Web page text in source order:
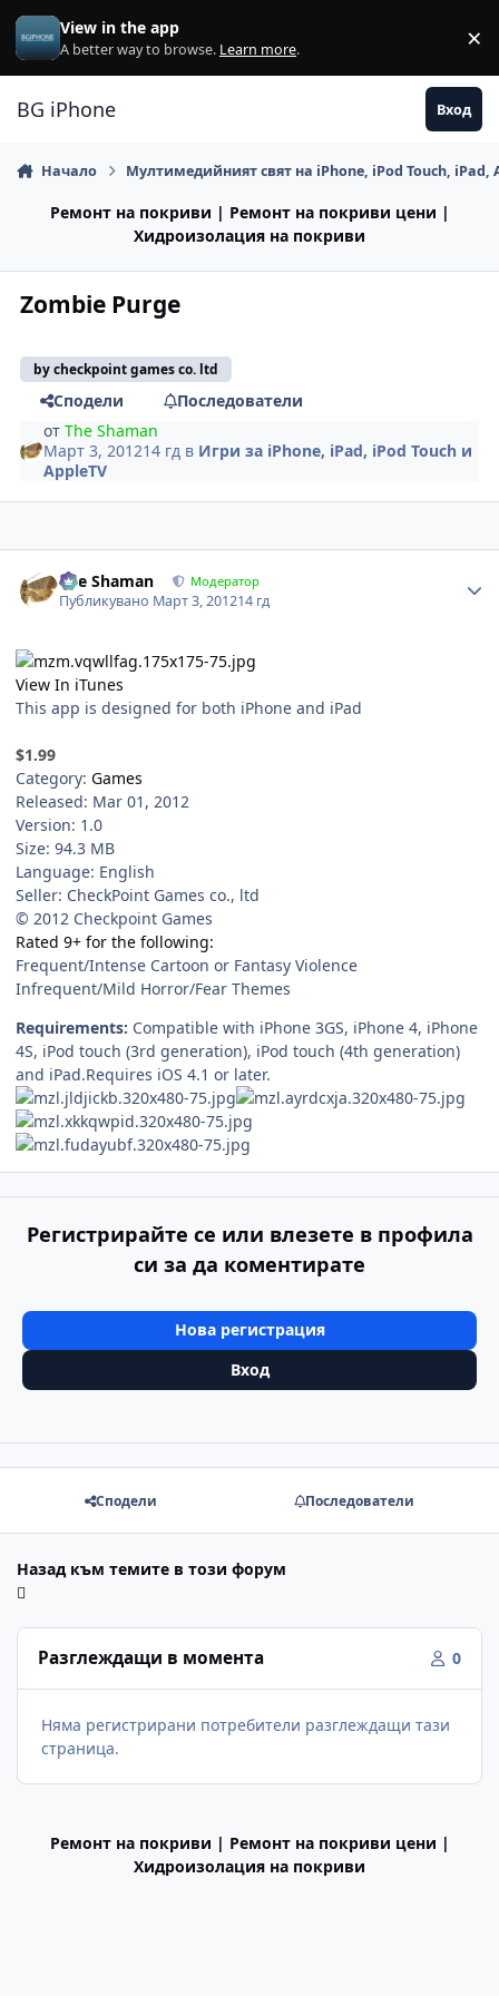
Премини към съдържанието
View in the app
A better way to browse. Learn more. ×
BG iPhone Вход
Начало Мултимедийният свят на iPhone, iPod Touch, iPad,
Ремонт на покриви | Ремонт на покриви цени |
Хидроизолация на покриви
Zombie Purge
by checkpoint games co. ltd
Сподели
Последователи
отThe Shaman
Март 3, 201214 гд в Игри за iPhone, iPad, iPod Touch и
AppleTV
The Shaman Модератор
Публикувано Март 3, 201214 гд
View In iTunes
This app is designed for both iPhone and iPad
$1.99
Category: Games
Released: Mar 01, 2012
Version: 1.0
Size: 94.3 MB
Language: English
Seller: CheckPoint Games co., ltd
© 2012 Checkpoint Games
Rated 9+ for the following:
Frequent/Intense Cartoon or Fantasy Violence
Infrequent/Mild Horror/Fear Themes
Requirements: Compatible with iPhone 3GS, iPhone 4, iPhone
4S, iPod touch (3rd generation), iPod touch (4th generation)
and iPad.Requires iOS 4.1 or later.
Регистрирайте се или влезете в профила
си за да коментирате
Нова регистрация
Вход
Сподели Последователи
Назад към темите в този форум
Разглеждащи в момента 0
Няма регистрирани потребители разглеждащи тази
страница.
Ремонт на покриви | Ремонт на покриви цени |
Хидроизолация на покриви